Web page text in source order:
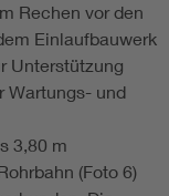
Rechen vor den
Einlaufbauwerk
Unterstützung
Wartungs- und
3,80 m
(Foto 6)